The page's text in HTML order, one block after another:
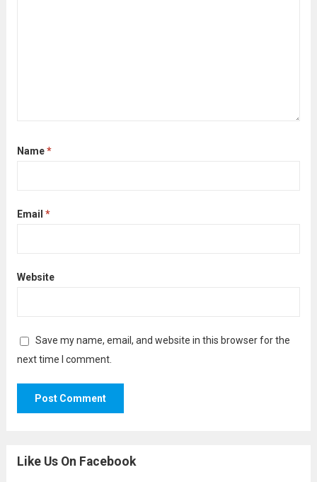
Name*
Email *
Website
Save my name, email, and website in this browser for the
next time I comment.
Like Us On Facebook